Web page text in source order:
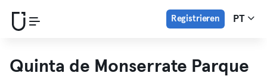
Registrieren PT
Quinta de Monserrate Parque